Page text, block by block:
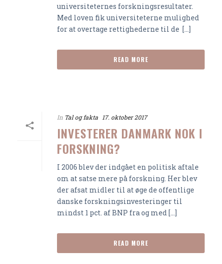
universiteternes forskningsresultater.
Med loven fik universiteterne mulighed
for at overtage rettighederne til de [...]
READ MORE
In Tal og fakta 17. oktober 2017
INVESTERER DANMARK NOK I
FORSKNING?
I 2006 blev der indgået en politisk aftale
om at satse mere på forskning. Her blev
der afsat midler til at øge de offentlige
danske forskningsinvesteringer til
mindst 1 pct. af BNP fra og med [...]
READ MORE